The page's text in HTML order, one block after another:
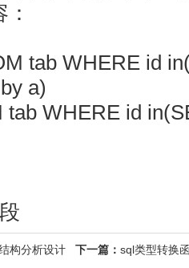
tab WHERE id
a)
tab WHERE id
构分析设计 下一篇： sql类型转换